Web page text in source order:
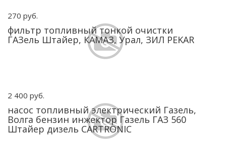
270 руб.
фильтр топливный тонкой очистки
ГАЗель Штайер, КАМАЗ, Урал, ЗИЛ PEKAR
2 400 руб.
насос топливный электрический Газель,
Волга бензин инжектор Газель ГАЗ 560
Штайер дизель CARTRONIC